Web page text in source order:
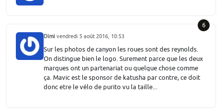
6
Dimi vendredi 5 août 2016, 10:53
Sur les photos de canyon les roues sont des reynolds.
On distingue bien le logo. Surement parce que les deux
marques ont un partenariat ou quelque chose comme
ça. Mavic est le sponsor de katusha par contre, ce doit
donc etre le vélo de purito vu la taille...